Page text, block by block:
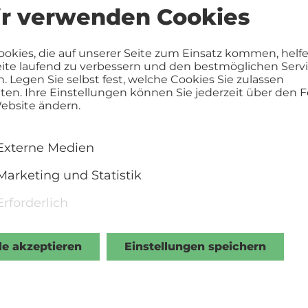
verwenden Cookies
die auf unserer Seite zum Einsatz kommen,
laufend zu verbessern und den bestmöglichen
Legen Sie selbst fest, welche Cookies Sie zulassen
Ihre Einstellungen können Sie jederzeit über den
ändern.
Medien
und Statistik
akzeptieren Einstellungen speichern
er vielleicht eine zweite Chance. Und so
hat, zu Alice Entsetzen als
sich selbst und ihr zu beweisen, dass es nie zu
nur Alice stellt ihn vor ungeahnte
mit seinen 40 Jahre jüngeren
Walter in einem neuen, aufregenden Kapitel
sich fragen: Rostet alte Liebe wirklich nicht?